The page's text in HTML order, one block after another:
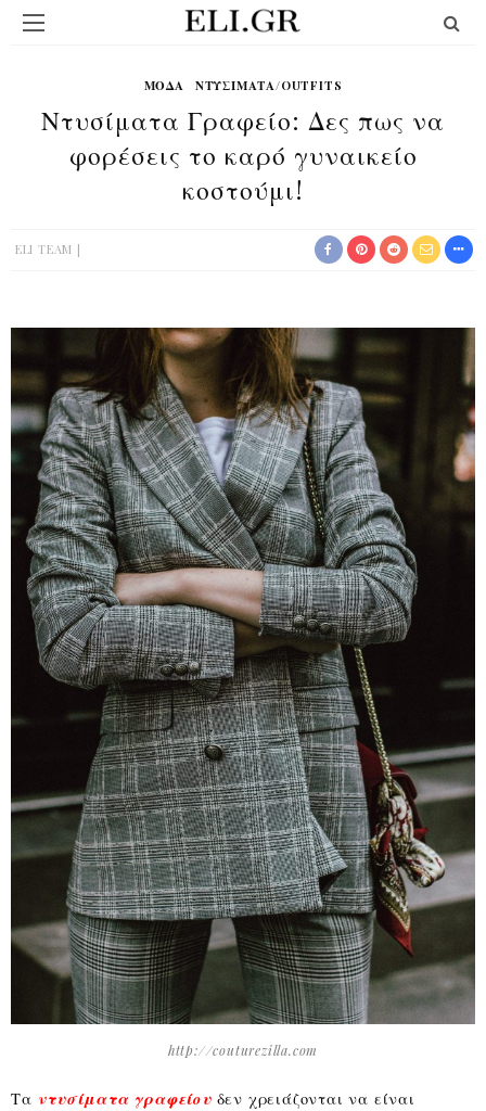
ΜΟΔΑ ΝΤΥΣΊΜΑΤΑ/OUTFITS
Ντυσίματα Γραφείο: Δες πως να
φορέσεις το καρό γυναικείο
κοστούμι!
ELI TEAM
http://couturezilla.com
Τα ντυσίματα γραφείουδεν χρειάζονται να είναι